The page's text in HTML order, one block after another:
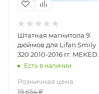
Штатная магнитола 9
дюймов для Lifan Smily
320 2010-2016 гг. MEKEDE
X20-W 3308-6829 Android
9863A DSP
Есть в наличии
Розничная цена
19 654₽